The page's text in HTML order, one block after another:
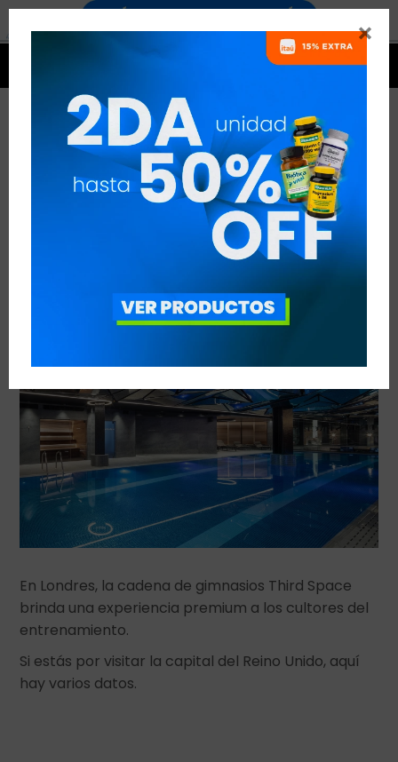

THIRD SPACE
VER TODAS LAS ENTRADAS
Otros temas de interés
En Londres, la cadena de gimnasios Third Space
brinda una experiencia premium a los cultores del
entrenamiento.
Si estás por visitar la capital del Reino Unido, aquí
hay varios datos.